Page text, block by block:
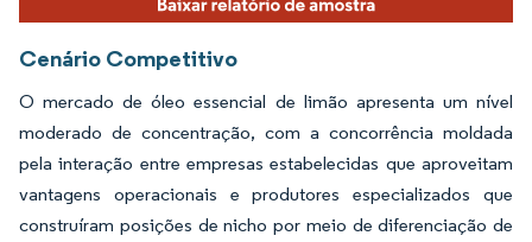
Cenário Competitivo
O mercado de óleo essencial de limão apresenta um nível
moderado de concentração, com a concorrência moldada
pela interação entre empresas estabelecidas que aproveitam
vantagens operacionais e produtores especializados que
construíram posições de nicho por meio de diferenciação de